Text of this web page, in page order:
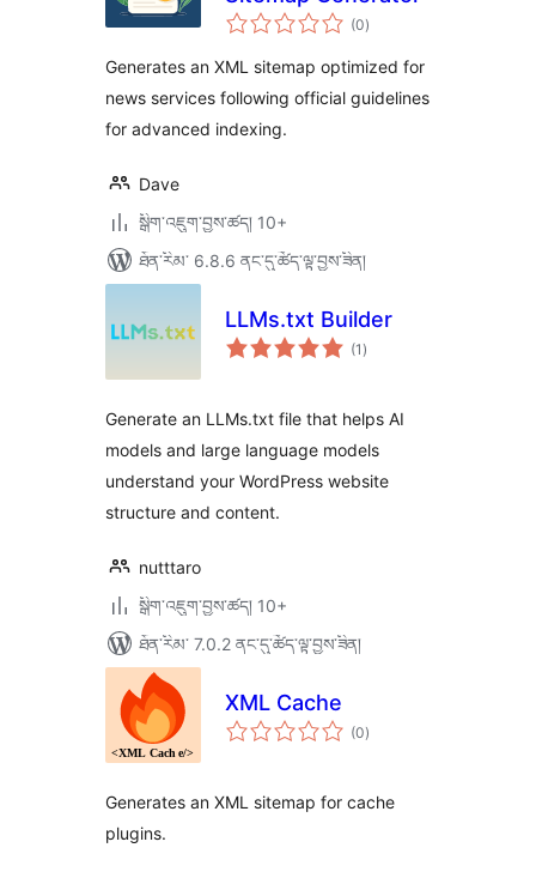
(0གདེང་
འཇོག་
ཚང་།
)
Generates an XML sitemap optimized for
news services following official guidelines
for advanced indexing.
Dave
སྒྲིག་འཇུག་བྱས་ཚད། 10+
ཐོན་རིམ་ 6.8.6 ནང་དུ་ཚོད་ལྟ་བྱས་ཟིན།
LLMs.txt Builder
(1 གདེང་
འཇོག་
)
Generate an LLMs.txt file that helps AI
models and large language models
understand your WordPress website
structure and content.
nutttaro
སྒྲིག་འཇུག་བྱས་ཚད། 10+
ཐོན་རིམ་ 7.0.2 ནང་དུ་ཚོད་ལྟ་བྱས་ཟིན།
XML Cache
(0གདེང་
འཇོག་
)
Generates an XML sitemap for cache
plugins.